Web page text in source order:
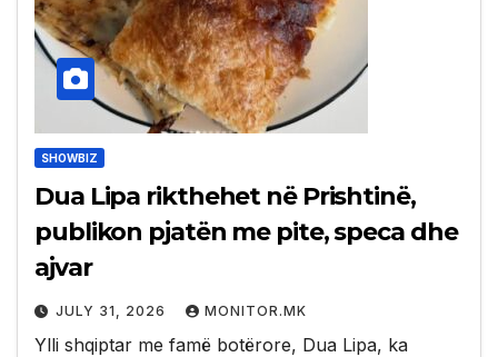
SHOWBIZ
Dua Lipa rikthehet në Prishtinë,
publikon pjatën me pite, speca dhe
ajvar
JULY 31, 2026 MONITOR.MK
Ylli shqiptar me famë botërore, Dua Lipa, ka